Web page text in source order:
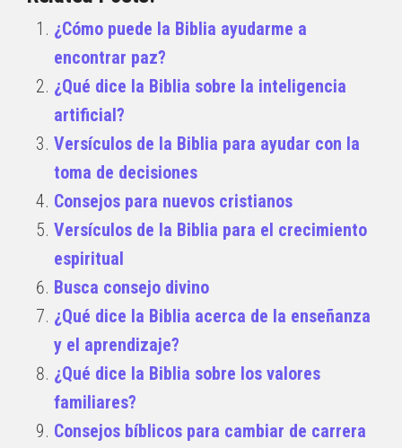
¿Cómo puede la Biblia ayudarme a
encontrar paz?
¿Qué dice la Biblia sobre la inteligencia
artificial?
Versículos de la Biblia para ayudar con la
toma de decisiones
Consejos para nuevos cristianos
Versículos de la Biblia para el crecimiento
espiritual
Busca consejo divino
¿Qué dice la Biblia acerca de la enseñanza
y el aprendizaje?
¿Qué dice la Biblia sobre los valores
familiares?
Consejos bíblicos para cambiar de carrera